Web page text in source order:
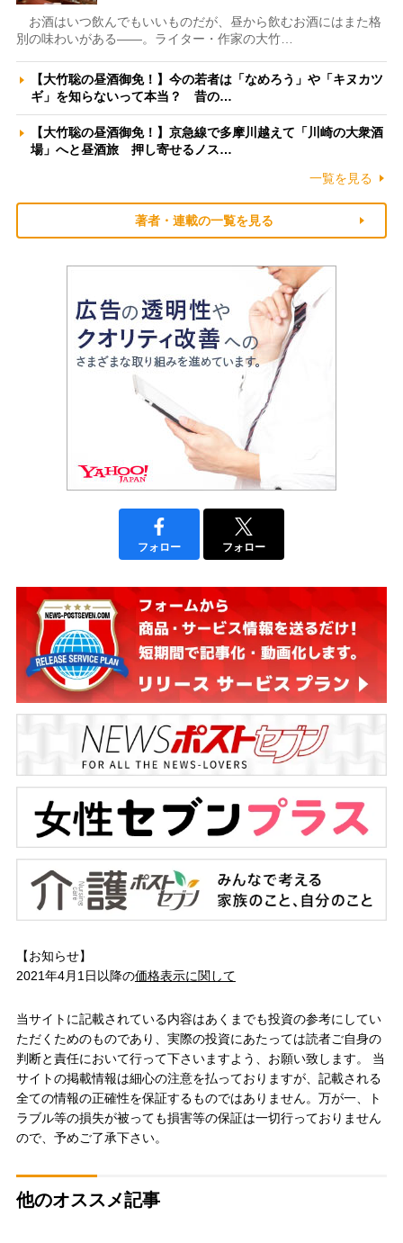
お酒はいつ飲んでもいいものだが、昼から飲むお酒にはまた格
別の味わいがある――。ライター・作家の大竹…
【大竹聡の昼酒御免！】今の若者は「なめろう」や「キヌカツ
ギ」を知らないって本当？ 昔の…
【大竹聡の昼酒御免！】京急線で多摩川越えて「川崎の大衆酒
場」へと昼酒旅 押し寄せるノス…
一覧を見る
著者・連載の一覧を見る
フォロー フォロー
【お知らせ】
2021年4月1日以降の価格表示に関して
当サイトに記載されている内容はあくまでも投資の参考にしてい
ただくためのものであり、実際の投資にあたっては読者ご自身の
判断と責任において行って下さいますよう、お願い致します。 当
サイトの掲載情報は細心の注意を払っておりますが、記載される
全ての情報の正確性を保証するものではありません。万が一、ト
ラブル等の損失が被っても損害等の保証は一切行っておりません
ので、予めご了承下さい。
他のオススメ記事